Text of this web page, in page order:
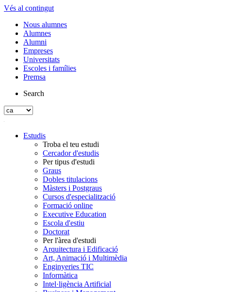
Vés al contingut
Nous alumnes
Alumnes
Alumni
Empreses
Universitats
Escoles i famílies
Premsa
Search
Estudis
Troba el teu estudi
Cercador d'estudis
Per tipus d'estudi
Graus
Dobles titulacions
Màsters i Postgraus
Cursos d'especialització
Formació online
Executive Education
Escola d'estiu
Doctorat
Per l'àrea d'estudi
Arquitectura i Edificació
Art, Animació i Multimèdia
Enginyeries TIC
Informàtica
Intel·ligència Artificial